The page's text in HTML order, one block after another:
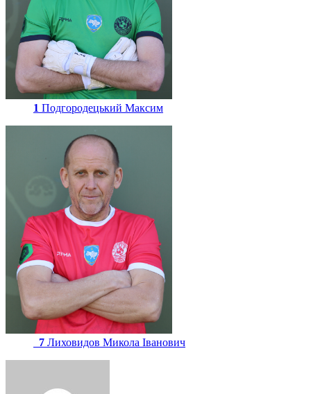
1 Подгородецький Максим
7 Лиховидов Микола Іванович